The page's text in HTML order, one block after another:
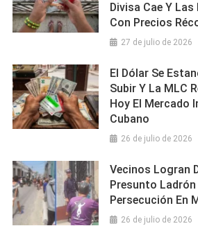
Divisa Cae Y
Con Precios
27 de julio de 2026
El Dólar Se
Subir Y La MLC
Hoy El Mercado
Cubano
26 de julio de 2026
Vecinos Logran
Presunto
Persecución En
26 de julio de 2026